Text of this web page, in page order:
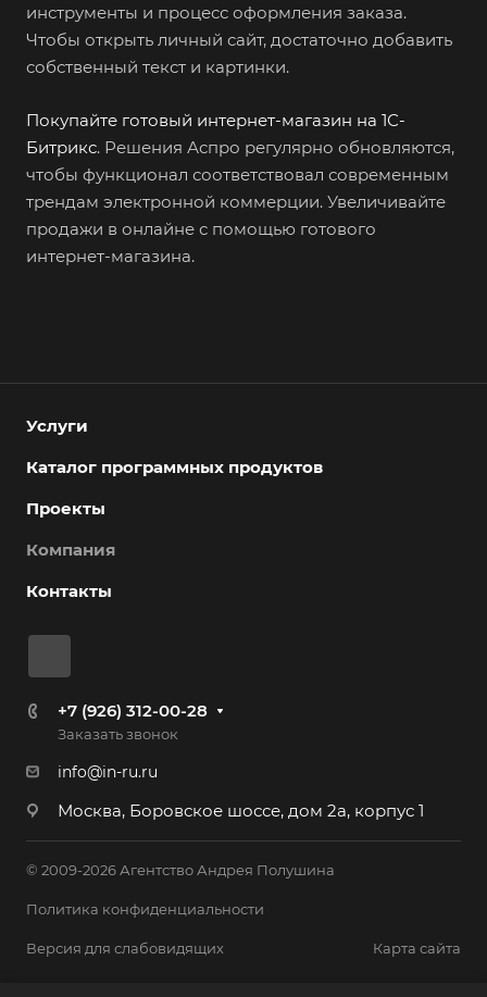
инструменты и процесс оформления заказа.
Чтобы открыть личный сайт, достаточно добавить
собственный текст и картинки.
Покупайте готовый интернет-магазин на 1С-
Битрикс. Решения Аспро регулярно обновляются,
чтобы функционал соответствовал современным
трендам электронной коммерции. Увеличивайте
продажи в онлайне с помощью готового
интернет-магазина.
Услуги
Каталог программных продуктов
Проекты
Компания
Контакты
+7 (926) 312-00-28
Заказать звонок
info@in-ru.ru
Москва, Боровское шоссе, дом 2а, корпус 1
© 2009-2026 Агентство Андрея Полушина
Политика конфиденциальности
Версия для слабовидящих Карта сайта